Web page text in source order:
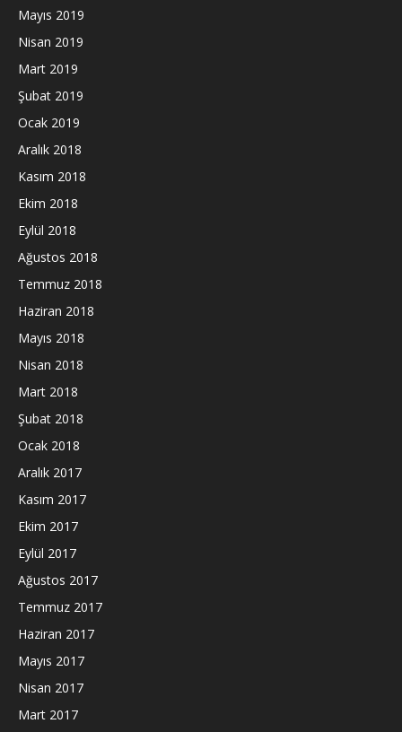
Mayıs 2019
Nisan 2019
Mart 2019
Şubat 2019
Ocak 2019
Aralık 2018
Kasım 2018
Ekim 2018
Eylül 2018
Ağustos 2018
Temmuz 2018
Haziran 2018
Mayıs 2018
Nisan 2018
Mart 2018
Şubat 2018
Ocak 2018
Aralık 2017
Kasım 2017
Ekim 2017
Eylül 2017
Ağustos 2017
Temmuz 2017
Haziran 2017
Mayıs 2017
Nisan 2017
Mart 2017